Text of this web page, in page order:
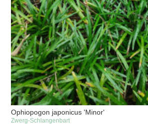
Ophiopogon japonicus 'Minor'
Zwerg-Schlangenbart